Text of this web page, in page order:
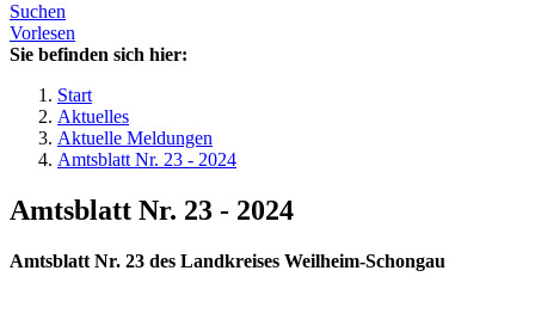
Suchen
Vorlesen
Sie befinden sich hier:
Start
Aktuelles
Aktuelle Meldungen
Amtsblatt Nr. 23 - 2024
Amtsblatt Nr. 23 - 2024
Amtsblatt Nr. 23 des Landkreises Weilheim-Schongau